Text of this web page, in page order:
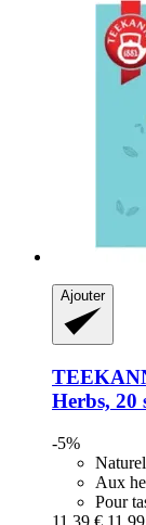
Ajouter
Herbs, 20
-5%
Aux
Pour
11,39 €